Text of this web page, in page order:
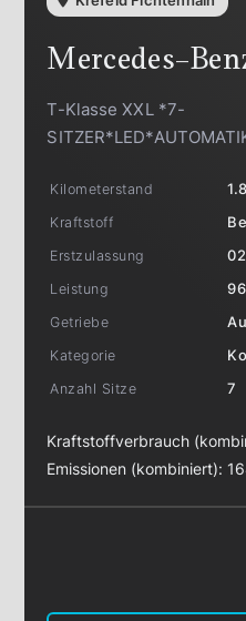
Mercedes-
T-Klasse XXL *7-
Kilometerstand
Kraftstoff
Erstzulassung
Leistung
Getriebe
Kategorie
Anzahl Sitze
7
Kraftstoffverbrauch
Emissionen (kombiniert):